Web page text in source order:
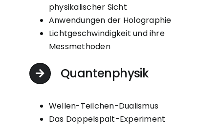
physikalischer Sicht
Anwendungen der Holographie
Lichtgeschwindigkeit und ihre
Messmethoden
Quantenphysik
Wellen-Teilchen-Dualismus
Das Doppelspalt-Experiment